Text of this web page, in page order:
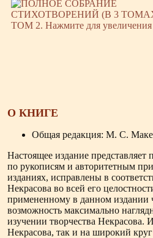
О КНИГЕ
Общая редакция: М. С.
Настоящее издание
по рукописям и авторитетным
изданиях, исправлены в
Некрасова во всей его
примененному в данном издании
возможность максимально
изучении творчества Некрасова.
Некрасова, так и на широкий